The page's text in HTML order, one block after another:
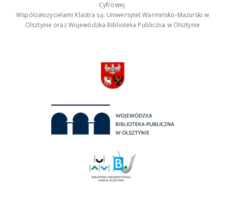
Cyfrowej.
Współzałożycielami Klastra są: Uniwersytet Warmińsko-Mazurski w
Olsztynie oraz Wojewódzka Biblioteka Publiczna w Olsztynie